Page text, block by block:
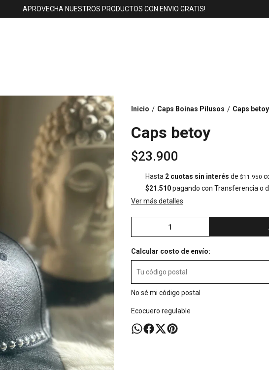
APROVECHA NUESTROS PRODUCTOS CON ENVIO GRATIS!
Inicio / Caps Boinas Pilusos / Caps betoy
Caps betoy
$23.900
Hasta 2 cuotas sin interés de $11.950
$21.510pagando con Transferencia o
Ver más detalles
Calcular costo de envío:
No sé mi código postal
Ecocuero regulable